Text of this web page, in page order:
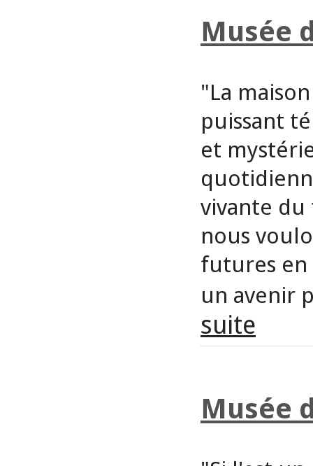
Musée
"La
puissant
et
vivante du
nous
futures en
un avenir
suite
Musée